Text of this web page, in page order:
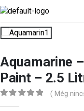
Aquamarine
Paint – 2.5
( Még